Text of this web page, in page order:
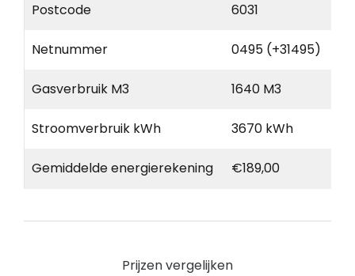
Postcode 6031
Netnummer 0495 (+31495)
Gasverbruik M3 1640 M3
Stroomverbruik kWh 3670 kWh
Gemiddelde energierekening €189,00
Prijzen vergelijken